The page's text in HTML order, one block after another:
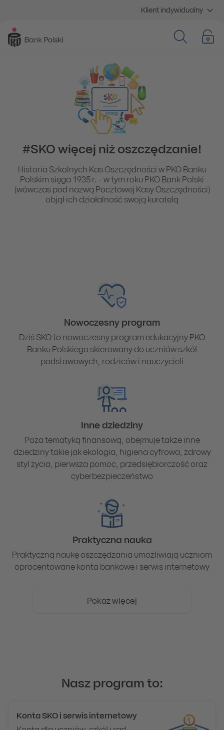
Klient indywidualny
#SKO więcej niż oszczędzanie!
Historia Szkolnych Kas Oszczędności w PKO Banku
Polskim sięga 1935 r. - w tym roku PKO Bank Polski
(wówczas pod nazwą Pocztowej Kasy Oszczędności)
objął ich działalność swoją kuratelą
Nowoczesny program
Dziś SKO to nowoczesny program edukacyjny PKO
Banku Polskiego skierowany do uczniów szkół
podstawowych, rodziców i nauczycieli
Inne dziedziny
Poza tematyką finansową, obejmuje także inne
dziedziny takie jak ekologia, higiena cyfrowa, zdrowy
styl życia, pierwsza pomoc, przedsiębiorczość oraz
cyberbezpieczeństwo
Praktyczna nauka
Praktyczną naukę oszczędzania umożliwiają uczniom
oprocentowane konta bankowe i serwis internetowy
Pokaż więcej
Nasz program to:
Konta SKO i serwis internetowy